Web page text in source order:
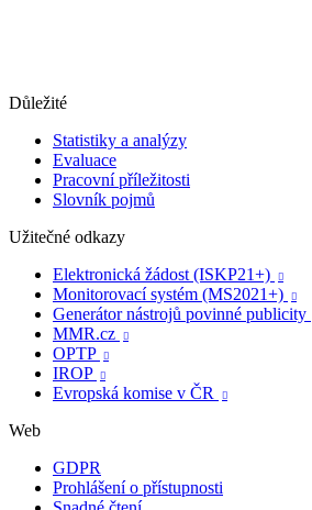
Důležité
Statistiky a analýzy
Evaluace
Pracovní příležitosti
Slovník pojmů
Užitečné odkazy
Elektronická žádost (ISKP21+)

Monitorovací systém (MS2021+) 
Generátor nástrojů povinné publicity
MMR.cz 
OPTP 
IROP 
Evropská komise v ČR 
Web
GDPR
Prohlášení o přístupnosti